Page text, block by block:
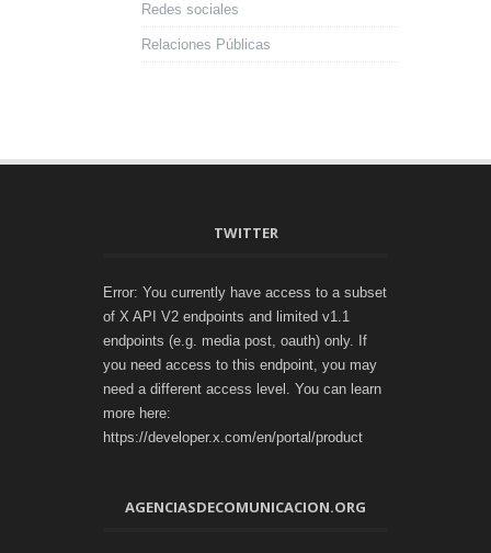
Redes sociales
Relaciones Públicas
TWITTER
Error: You currently have access to a subset
of X API V2 endpoints and limited v1.1
endpoints (e.g. media post, oauth) only. If
you need access to this endpoint, you may
need a different access level. You can learn
more here:
https://developer.x.com/en/portal/product
AGENCIASDECOMUNICACION.ORG